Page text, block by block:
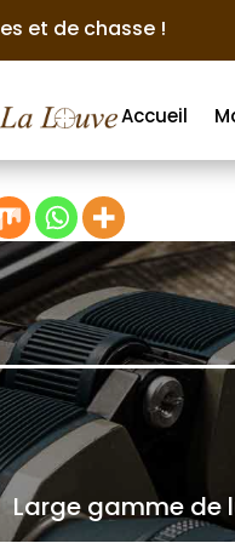
et de chasse !
Accueil
Large gamme de